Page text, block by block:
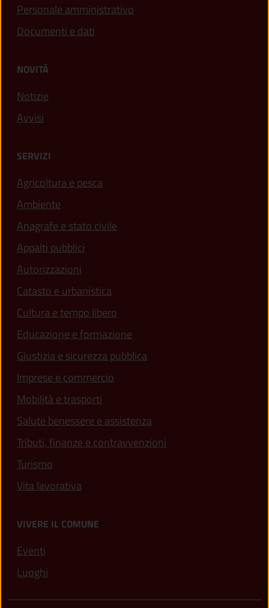
Personale amministrativo
Documenti e dati
NOVITÀ
Notizie
Avvisi
SERVIZI
Agricoltura e pesca
Ambiente
Anagrafe e stato civile
Appalti pubblici
Autorizzazioni
Catasto e urbanistica
Cultura e tempo libero
Educazione e formazione
Giustizia e sicurezza pubblica
Imprese e commercio
Mobilità e trasporti
Salute benessere e assistenza
Tributi, finanze e contravvenzioni
Turismo
Vita lavorativa
VIVERE IL COMUNE
Eventi
Luoghi